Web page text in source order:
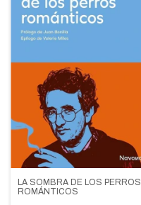
LA SOMBRA DE LOS PERROS
ROMÁNTICOS